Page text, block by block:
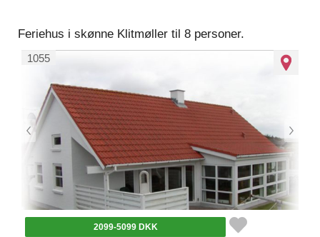
Feriehus i skønne Klitmøller til 8 personer.
1055
2099-5099 DKK